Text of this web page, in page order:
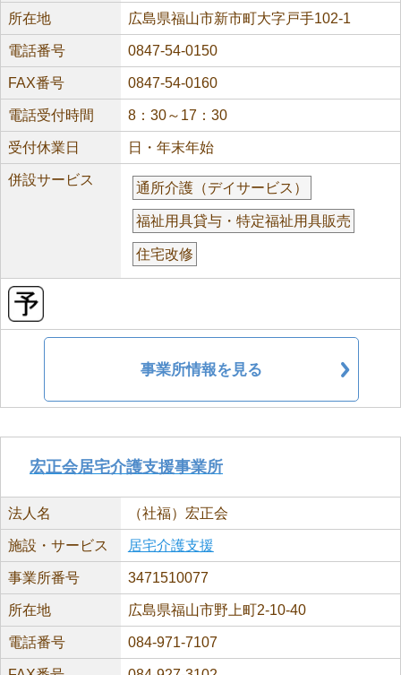
所在地 広島県福山市新市町大字戸手102-1
電話番号 0847-54-0150
FAX番号 0847-54-0160
電話受付時間 8：30～17：30
受付休業日 日・年末年始
併設サービス
通所介護（デイサービス）
福祉用具貸与・特定福祉用具販売
住宅改修
事業所情報を見る
宏正会居宅介護支援事業所
法人名 （社福）宏正会
施設・サービス 居宅介護支援
事業所番号 3471510077
所在地 広島県福山市野上町2-10-40
電話番号 084-971-7107